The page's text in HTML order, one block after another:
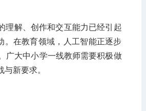
理解、创作和交互能力已经引起
。在教育领域，人工智能正逐步
广大中小学一线教师需要积极做
新要求。